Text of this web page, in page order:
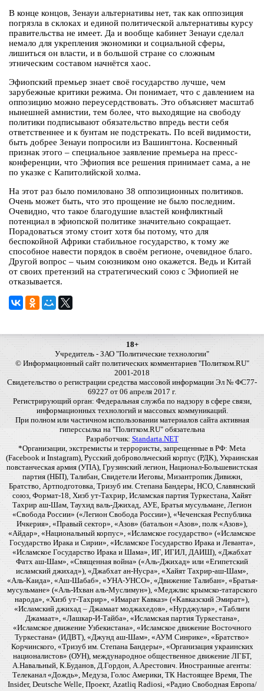
В конце концов, Зенауи альтернативы нет, так как оппозиция
погрязла в склоках и единой политической альтернативы курсу
правительства не имеет. Да и вообще кабинет Зенауи сделал
немало для укрепления экономики и социальной сферы,
лишиться он власти, и в большой стране со сложным
этническим составом начнётся хаос.
Эфиопский премьер знает своё государство лучше, чем
зарубежные критики режима. Он понимает, что с давлением на
оппозицию можно переусердствовать. Это объясняет масштаб
нынешней амнистии, тем более, что выходящие на свободу
политики подписывают обязательство впредь вести себя
ответственнее и к бунтам не подстрекать. По всей видимости,
быть добрее Зенауи попросили из Вашингтона. Косвенный
признак этого – специальное заявление премьера на пресс-
конференции, что Эфиопия все решения принимает сама, а не
по указке с Капитолийской холма.
На этот раз было помиловано 38 оппозиционных политиков.
Очень может быть, что это прощение не было последним.
Очевидно, что такое благодушие властей конфликтный
потенциал в эфиопской политике значительно сокращает.
Порадоваться этому стоит хотя бы потому, что для
беспокойной Африки стабильное государство, к тому же
способное навести порядок в своём регионе, очевидное благо.
Другой вопрос – чьим союзником оно окажется. Ведь и Китай
от своих претензий на стратегический союз с Эфиопией не
отказывается.
18+
Учредитель - ЗАО "Политические технологии"
© Информационный сайт политических комментариев "Политком.RU"
2001-2018
Свидетельство о регистрации средства массовой информации Эл № ФС77-
69227 от 06 апреля 2017 г.
Регистрирующий орган: Федеральная служба по надзору в сфере связи,
информационных технологий и массовых коммуникаций.
При полном или частичном использовании материалов сайта активная
гиперссылка на "Политком.RU" обязательна
Разработчик: Standarta.NET
*Организации, экстремисты и террористы, запрещенные в РФ: Meta
(Facebook и Instagram), Русский добровольческий корпус (РДК), Украинская
повстанческая армия (УПА), Грузинский легион, Национал-Большевистская
партия (НБП), Талибан, Свидетели Иеговы, Мизантропик Дивижн,
Братство, Артподготовка, Тризуб им. Степана Бандеры, НСО, Славянский
союз, Формат-18, Хизб ут-Тахрир, Исламская партия Туркестана, Хайят
Тахрир аш-Шам, Таухид валь-Джихад, АУЕ, Братья мусульмане, Легион
«Свобода России» («Легион Свобода России»), «Чеченская Республика
Ичкерия», «Правый сектор», «Азов» (батальон «Азов», полк «Азов»),
«Айдар», «Национальный корпус», «Исламское государство» («Исламское
Государство Ирака и Сирии», «Исламское Государство Ирака и Леванта»,
«Исламское Государство Ирака и Шама», ИГ, ИГИЛ, ДАИШ), «Джабхат
Фатх аш-Шам», «Священная война» («Аль-Джихад» или «Египетский
исламский джихад»), «Джабхат ан-Нусра», «Хайят Тахрир-аш-Шам»,
«Аль-Каида», «Аш-Шабаб», «УНА-УНСО», «Движение Талибан», «Братья-
мусульмане» («Аль-Ихван аль-Муслимун»), «Меджлис крымско-татарского
народа», «Хизб ут-Тахрир», «Имарат Кавказ» («Кавказский Эмират»),
«Исламский джихад – Джамаат моджахедов», «Нурджулар», «Таблиги
Джамаат», «Лашкар-И-Тайба», «Исламская партия Туркестана»,
«Исламское движение Узбекистана», «Исламское движение Восточного
Туркестана» (ИДВТ), «Джунд аш-Шам», «АУМ Синрике», «Братство»
Корчинского, «Тризуб им. Степана Бандеры», «Организация украинских
националистов» (ОУН), международное общественное движение ЛГБТ,
А.Навальный, К.Буданов, Д.Гордон, А.Арестович. Иностранные агенты:
Телеканал «Дождь», Медуза, Голос Америки, ТК Настоящее Время, The
Insider, Deutsche Welle, Проект, Azatliq Radiosi, «Радио Свободная Европа/